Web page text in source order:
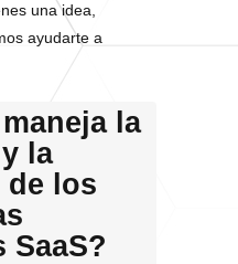
una idea,
ayudarte a
la
la
de los
SaaS?